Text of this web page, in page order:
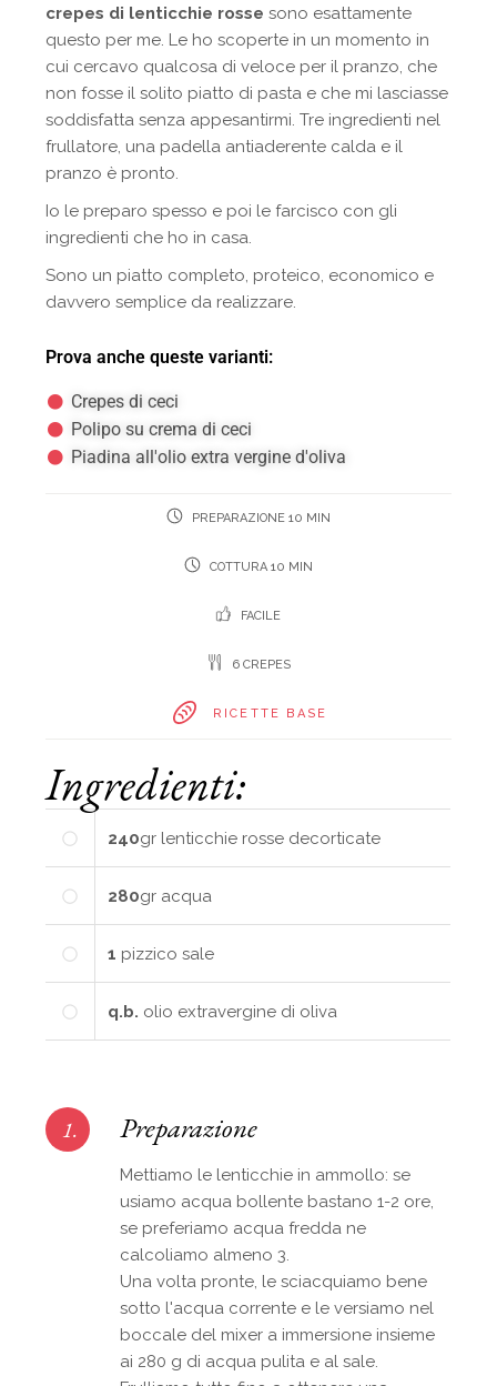
crepes di lenticchie rosse sono esattamente
questo per me. Le ho scoperte in un momento in
cui cercavo qualcosa di veloce per il pranzo, che
non fosse il solito piatto di pasta e che mi lasciasse
soddisfatta senza appesantirmi. Tre ingredienti nel
frullatore, una padella antiaderente calda e il
pranzo è pronto.
Io le preparo spesso e poi le farcisco con gli
ingredienti che ho in casa.
Sono un piatto completo, proteico, economico e
davvero semplice da realizzare.
Prova anche queste varianti:
Crepes di ceci
Polipo su crema di ceci
Piadina all'olio extra vergine d'oliva
PREPARAZIONE 10 MIN
COTTURA 10 MIN
FACILE
6 CREPES
RICETTE BASE
Ingredienti:
240gr lenticchie rosse decorticate
280gr acqua
1 pizzico sale
q.b. olio extravergine di oliva
1. Preparazione
Mettiamo le lenticchie in ammollo: se
usiamo acqua bollente bastano 1-2 ore,
se preferiamo acqua fredda ne
calcoliamo almeno 3.
Una volta pronte, le sciacquiamo bene
sotto l'acqua corrente e le versiamo nel
boccale del mixer a immersione insieme
ai 280 g di acqua pulita e al sale.